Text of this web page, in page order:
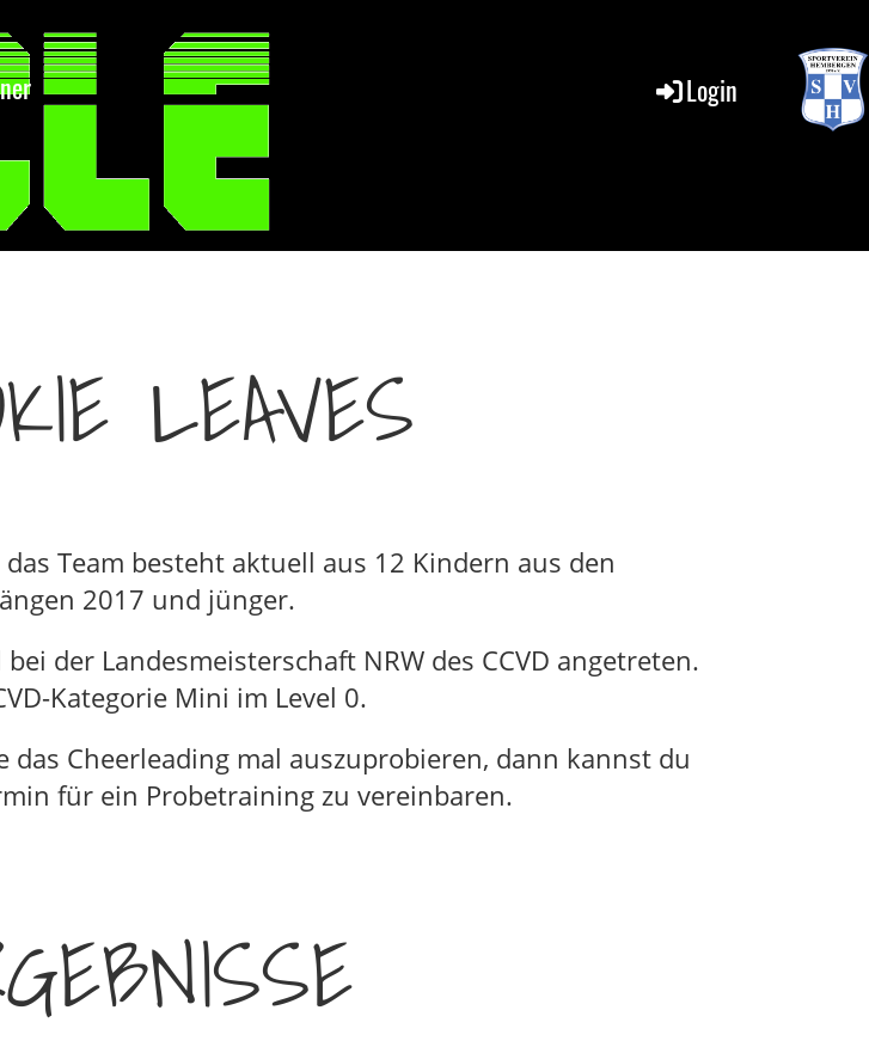
Login
LEAVES
Team besteht aktuell aus 12 Kindern aus den
2017 und jünger.
der Landesmeisterschaft NRW des CCVD angetreten.
Kategorie Mini im Level 0.
Cheerleading mal auszuprobieren, dann kannst du
für ein Probetraining zu vereinbaren.